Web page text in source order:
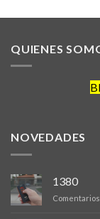
QUIENES
NOVEDADES
1380